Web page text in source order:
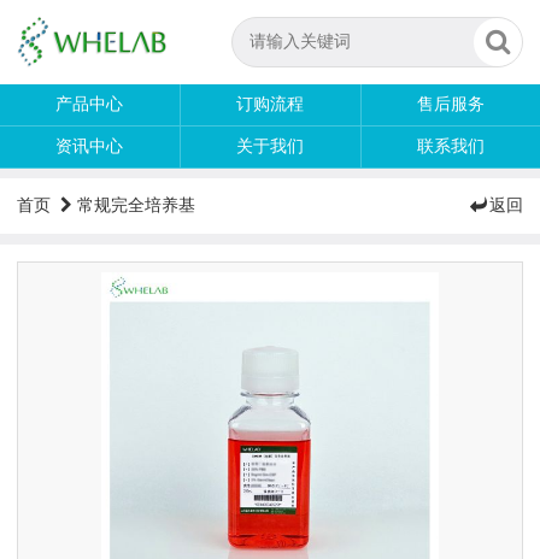
产品中心 订购流程 售后服务
资讯中心 关于我们 联系我们
首页 常规完全培养基 返回